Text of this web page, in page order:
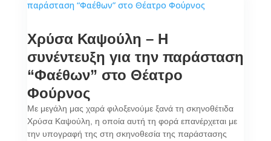
Χρύσα Καψούλη – Η
συνέντευξη για την παράσταση
“Φαέθων” στο Θέατρο
Φούρνος
Με μεγάλη μας χαρά φιλοξενούμε ξανά τη σκηνοθέτιδα
Χρύσα Καψούλη, η οποία αυτή τη φορά επανέρχεται με
την υπογραφή της στη σκηνοθεσία της παράστασης